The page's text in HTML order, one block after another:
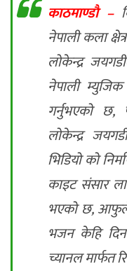
काठमाण्डाै –
नेपाली कला
लोकेन्द्र
नेपाली म्युजिक
गर्नुभएको छ,
लोकेन्द्र
भिडियो को
काइट संसार
भएको छ, आफुले
भजन केहि
च्यानल मार्फत